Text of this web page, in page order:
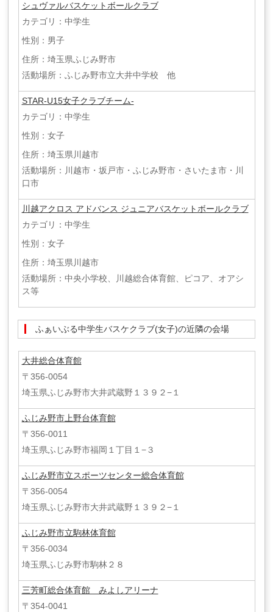
シュヴァルバスケットボールクラブ
カテゴリ：中学生
性別：男子
住所：埼玉県ふじみ野市
活動場所：ふじみ野市立大井中学校 他
STAR-U15女子クラブチーム-
カテゴリ：中学生
性別：女子
住所：埼玉県川越市
活動場所：川越市・坂戸市・ふじみ野市・さいたま市・川
口市
川越アクロス アドバンス ジュニアバスケットボールクラブ
カテゴリ：中学生
性別：女子
住所：埼玉県川越市
活動場所：中央小学校、川越総合体育館、ピコア、オアシ
ス等
ふぁいぶる中学生バスケクラブ(女子)の近隣の会場
大井総合体育館
〒356-0054
埼玉県ふじみ野市大井武蔵野１３９２−１
ふじみ野市上野台体育館
〒356-0011
埼玉県ふじみ野市福岡１丁目１−３
ふじみ野市立スポーツセンター総合体育館
〒356-0054
埼玉県ふじみ野市大井武蔵野１３９２−１
ふじみ野市立駒林体育館
〒356-0034
埼玉県ふじみ野市駒林２８
三芳町総合体育館 みよしアリーナ
〒354-0041